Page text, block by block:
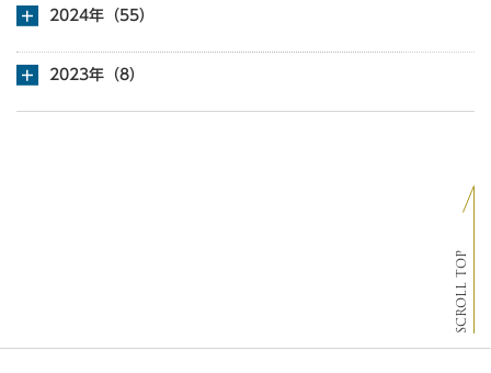
2024年（55）
2023年（8）
SCROLL TOP